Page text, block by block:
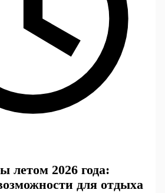
летом 2026 года:
для отдыха